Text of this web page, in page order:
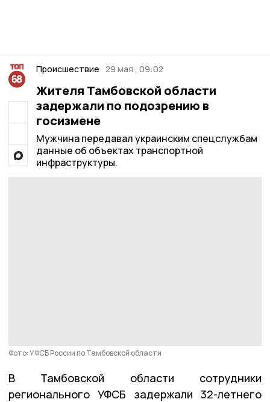
Происшествие 29 мая , 09:02
Жителя Тамбовской области
задержали по подозрению в
госизмене
Мужчина передавал украинским спецслужбам
данные об объектах транспортной
инфраструктуры.
Фото: УФСБ России по Тамбовской области
В Тамбовской области сотрудники
регионального УФСБ задержали 32-летнего